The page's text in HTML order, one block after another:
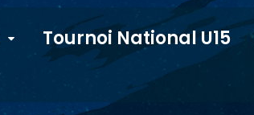
Tournoi National U15